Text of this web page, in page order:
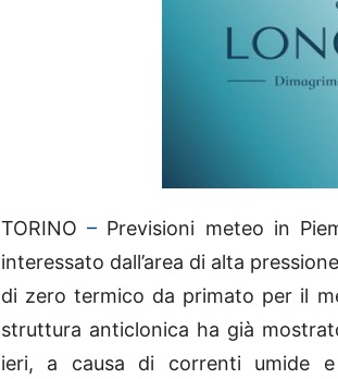
TORINO– Previsioni meteo in
interessato dall’area di alta
di zero termico da primato per il
struttura anticlonica ha già
ieri, a causa di correnti umide